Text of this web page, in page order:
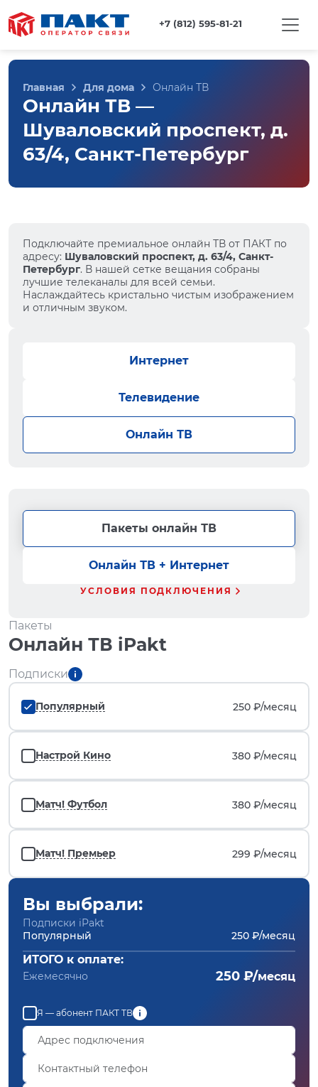
+7 (812) 595-81-21
Главная Для дома Онлайн ТВ
Онлайн ТВ —
Шуваловский проспект, д.
63/4, Санкт-Петербург
Подключайте премиальное онлайн ТВ от ПАКТ по
адресу: Шуваловский проспект, д. 63/4, Санкт-
Петербург. В нашей сетке вещания собраны
лучшие телеканалы для всей семьи.
Наслаждайтесь кристально чистым изображением
и отличным звуком.
Интернет
Телевидение
Онлайн ТВ
Пакеты онлайн ТВ
Онлайн ТВ + Интернет
УСЛОВИЯ ПОДКЛЮЧЕНИЯ
Пакеты
Онлайн ТВ iPakt
Подписки
Популярный 250 ₽/месяц
Настрой Кино 380 ₽/месяц
Матч! Футбол 380 ₽/месяц
Матч! Премьер 299 ₽/месяц
Вы выбрали:
Подписки iPakt
Популярный
250 ₽/месяц
ИТОГО к оплате:
Ежемесячно 250 ₽/месяц
Я — абонент ПАКТ ТВ